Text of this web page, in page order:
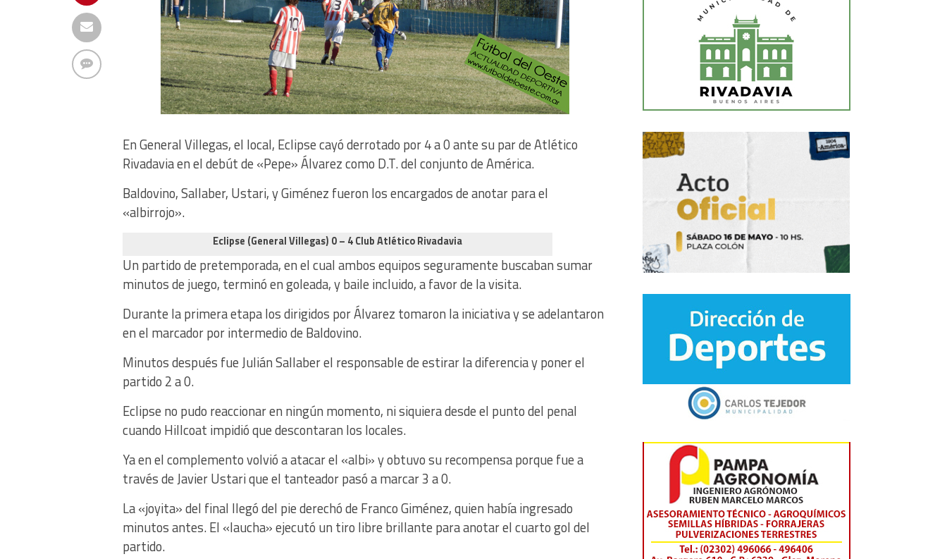
En General Villegas, el local, Eclipse cayó derrotado por 4 a 0 ante su par de Atlético
Rivadavia en el debút de «Pepe» Álvarez como D.T. del conjunto de América.
Baldovino, Sallaber, Ustari, y Giménez fueron los encargados de anotar para el
«albirrojo».
Eclipse (General Villegas) 0 – 4 Club Atlético Rivadavia
Un partido de pretemporada, en el cual ambos equipos seguramente buscaban sumar
minutos de juego, terminó en goleada, y baile incluido, a favor de la visita.
Durante la primera etapa los dirigidos por Álvarez tomaron la iniciativa y se adelantaron
en el marcador por intermedio de Baldovino.
Minutos después fue Julián Sallaber el responsable de estirar la diferencia y poner el
partido 2 a 0.
Eclipse no pudo reaccionar en ningún momento, ni siquiera desde el punto del penal
cuando Hillcoat impidió que descontaran los locales.
Ya en el complemento volvió a atacar el «albi» y obtuvo su recompensa porque fue a
través de Javier Ustari que el tanteador pasó a marcar 3 a 0.
La «joyita» del final llegó del pie derechó de Franco Giménez, quien había ingresado
minutos antes. El «laucha» ejecutó un tiro libre brillante para anotar el cuarto gol del
partido.